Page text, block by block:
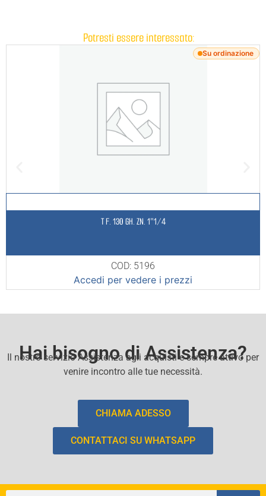
Potresti essere interessato:
Su ordinazione
T F. 130 GH. ZN. 1″1/4
COD: 5196
Accedi per vedere i prezzi
Hai bisogno di Assistenza?
Il nostro servizio Assistenza agli acquisti e sempre attivo per
venire incontro alle tue necessità.
CHIAMA ADESSO
CONTATTACI SU WHATSAPP